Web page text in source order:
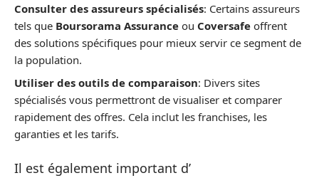
Consulter des assureurs spécialisés: Certains assureurs
tels que Boursorama Assurance ou Coversafe offrent
des solutions spécifiques pour mieux servir ce segment de
la population.
Utiliser des outils de comparaison: Divers sites
spécialisés vous permettront de visualiser et comparer
rapidement des offres. Cela inclut les franchises, les
garanties et les tarifs.
Il est également important d’